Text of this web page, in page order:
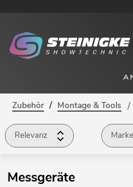
Zubehör / Montage & Tools /
Relevanz Marke
Messgeräte